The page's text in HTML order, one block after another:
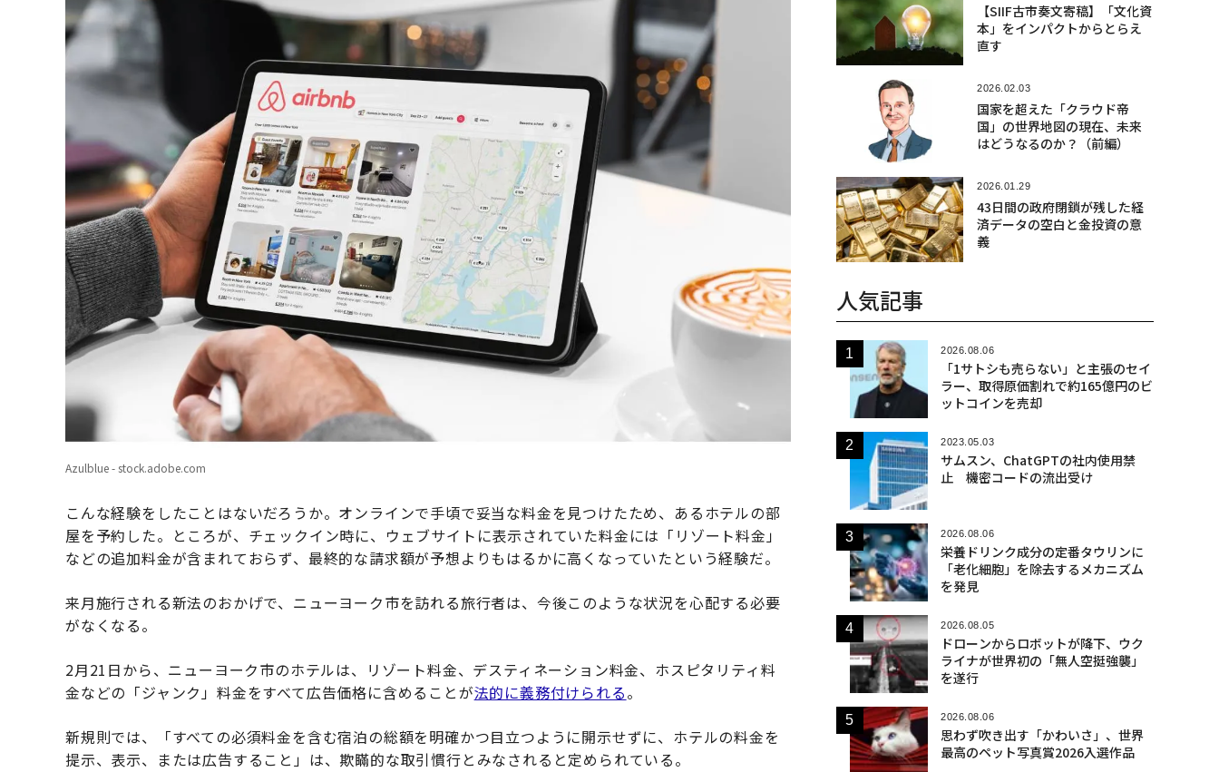
Azulblue - stock.adobe.com
こんな経験をしたことはないだろうか。オンラインで手頃で妥当な料金を見つけたため、あるホテルの部
屋を予約した。ところが、チェックイン時に、ウェブサイトに表示されていた料金には「リゾート料金」
などの追加料金が含まれておらず、最終的な請求額が予想よりもはるかに高くなっていたという経験だ。
来月施行される新法のおかげで、ニューヨーク市を訪れる旅行者は、今後このような状況を心配する必要
がなくなる。
2月21日から、ニューヨーク市のホテルは、リゾート料金、デスティネーション料金、ホスピタリティ料
金などの「ジャンク」料金をすべて広告価格に含めることが法的に義務付けられる。
新規則では、「すべての必須料金を含む宿泊の総額を明確かつ目立つように開示せずに、ホテルの料金を
提示、表示、または広告すること」は、欺瞞的な取引慣行とみなされると定められている。
【SIIF古市奏文寄稿】「文化資
本」をインパクトからとらえ
直す
2026.02.03
国家を超えた「クラウド帝
国」の世界地図の現在、未来
はどうなるのか？（前編）
2026.01.29
43日間の政府閉鎖が残した経
済データの空白と金投資の意
義
人気記事
2026.08.06
「1サトシも売らない」と主張のセイ
ラー、取得原価割れで約165億円のビ
ットコインを売却
2023.05.03
サムスン、ChatGPTの社内使用禁
止 機密コードの流出受け
2026.08.06
栄養ドリンク成分の定番タウリンに
「老化細胞」を除去するメカニズム
を発見
2026.08.05
ドローンからロボットが降下、ウク
ライナが世界初の「無人空挺強襲」
を遂行
2026.08.06
思わず吹き出す「かわいさ」、世界
最高のペット写真賞2026入選作品